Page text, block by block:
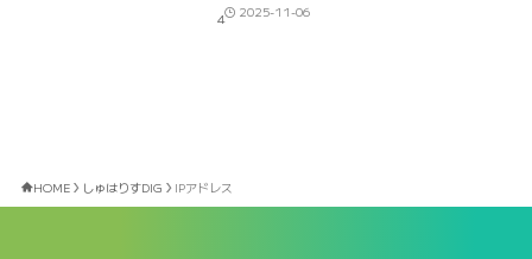
4 2025-11-06
HOME しゅはりすDIG IPアドレス